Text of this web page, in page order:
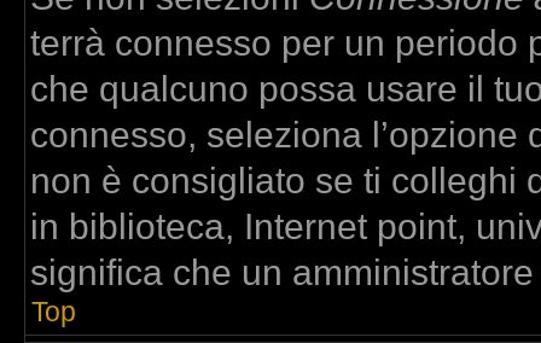
terrà connesso per un periodo
che qualcuno possa usare il
connesso, seleziona
non è consigliato se ti colleghi
in biblioteca, Internet point,
significa che un
Top